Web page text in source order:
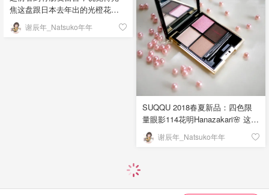
后偏光非常明显！ 如果不想让蓝
色过于突兀，一定要用左下角浅
卡其色来中和。我推荐的画法
也能当打底色来用！略有些飞
粉，用手指上色比较实，刷子的
话可以在跟左下角重点色混合用
的时候用！ 一句话点评：中规中
矩，上眼比手背试色好看！「该
晒货来自@谢辰年_Natsuko年年-
北美省钱快报，版权归原作者所
焦这盘跟日本去年出的光橙花其
实一样，😂于是我找出了两盘，
对比来看，其实差别挺大…… 右
谢辰年_Natsuko年年
SUQQU 2018春夏新品：四色限
量眼影114花明Hanazakari🌸 这是
2018春夏出的三盘眼影里唯一一
盘限定，感觉日本妹纸们真的超
个颜色就是很温柔的粉棕调，粉
谢辰年_Natsuko年年